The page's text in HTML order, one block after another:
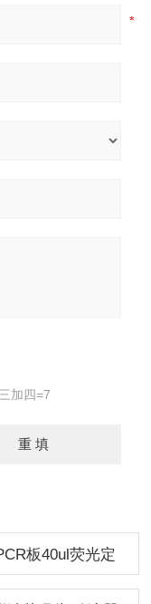
加四=7
板40ul荧光定